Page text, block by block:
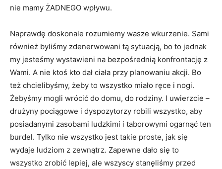
nie mamy ŻADNEGO wpływu.
Naprawdę doskonale rozumiemy wasze wkurzenie. Sami
również byliśmy zdenerwowani tą sytuacją, bo to jednak
my jesteśmy wystawieni na bezpośrednią konfrontację z
Wami. A nie ktoś kto dał ciała przy planowaniu akcji. Bo
też chcielibyśmy, żeby to wszystko miało ręce i nogi.
Żebyśmy mogli wrócić do domu, do rodziny. I uwierzcie –
drużyny pociągowe i dyspozytorzy robili wszystko, aby
posiadanymi zasobami ludzkimi i taborowymi ogarnąć ten
burdel. Tylko nie wszystko jest takie proste, jak się
wydaje ludziom z zewnątrz. Zapewne dało się to
wszystko zrobić lepiej, ale wszyscy stanęliśmy przed